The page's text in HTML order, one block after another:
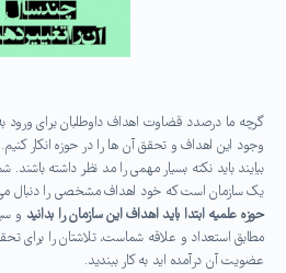
گرچه ما درصدد قضاوت اهداف داوطلبان برای ورود
وجود این اهداف و تحقق آن ها را در حوزه انکار
بیایند باید نکته بسیار مهمی را مد نظر داشته باشند.
یک سازمان است که خود اهداف مشخصی را دنبال
حوزه علمیه ابتدا باید اهداف این سازمان را بدانید و
مطابق استعداد و علاقه شماست، تلاشتان را برای
عضویت آن درآمده اید به کار ببندید.